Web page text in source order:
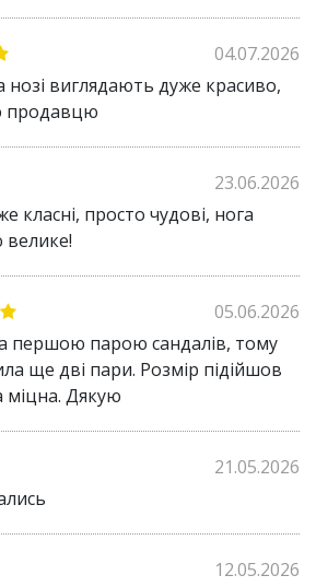
верху та дихаючому
у догляді екошкіра
04.07.2026
нозі виглядають дуже красиво,
продавцю
23.06.2026
класні, просто чудові, нога
велике!
05.06.2026
першою парою сандалів, тому
ще дві пари. Розмір підійшов
міцна. Дякую
21.05.2026
12.05.2026